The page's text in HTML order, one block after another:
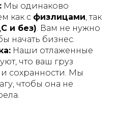
Мы одинаково
как с физлицами, так
и без). Вам не нужно
начать бизнес.
Наши отлаженные
что ваш груз
сохранности. Мы
чтобы она не